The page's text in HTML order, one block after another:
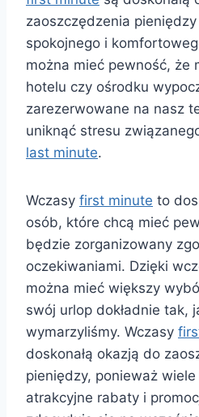
zaoszczędzenia
spokojnego i
można mieć pewność, że
hotelu czy ośrodku
zarezerwowane na nasz
uniknąć stresu
last minute.
Wczasy first minute to
osób, które chcą mieć
będzie zorganizowany
oczekiwaniami. Dzięki
można mieć większy
swój urlop dokładnie tak,
wymarzyliśmy. Wczasy
doskonałą okazją do
pieniędzy, ponieważ
atrakcyjne rabaty i